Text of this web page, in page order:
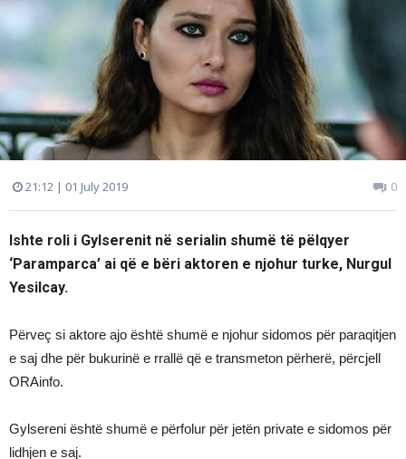
21:12 | 01 July 2019 0
Ishte roli i Gylserenit në serialin shumë të pëlqyer
‘Paramparca’ ai që e bëri aktoren e njohur turke, Nurgul
Yesilcay.
Përveç si aktore ajo është shumë e njohur sidomos për paraqitjen
e saj dhe për bukurinë e rrallë që e transmeton përherë, përcjell
ORAinfo.
Gylsereni është shumë e përfolur për jetën private e sidomos për
lidhjen e saj.